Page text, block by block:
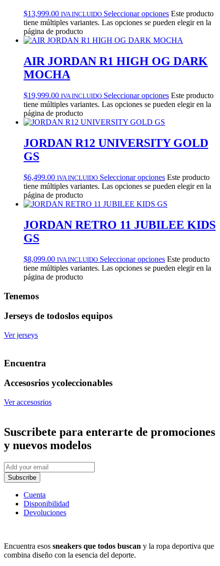
$13,999.00 IVA INCLUIDO Seleccionar opciones Este producto
tiene múltiples variantes. Las opciones se pueden elegir en la
página de producto
AIR JORDAN R1 HIGH OG DARK
MOCHA
$19,999.00 IVA INCLUIDO Seleccionar opciones Este producto
tiene múltiples variantes. Las opciones se pueden elegir en la
página de producto
JORDAN R12 UNIVERSITY GOLD
GS
$6,499.00 IVA INCLUIDO Seleccionar opciones Este producto
tiene múltiples variantes. Las opciones se pueden elegir en la
página de producto
JORDAN RETRO 11 JUBILEE KIDS
GS
$8,099.00 IVA INCLUIDO Seleccionar opciones Este producto
tiene múltiples variantes. Las opciones se pueden elegir en la
página de producto
Tenemos
Jerseys de todoslos equipos
Ver jerseys
Encuentra
Accesosrios ycoleccionables
Ver accesosrios
Suscribete para enterarte de promociones
y nuevos modelos
Subscribe
Cuenta
Disponibilidad
Devoluciones
Encuentra esos sneakers que todos buscan y la ropa deportiva que
combina diseño con la esencia del deporte.